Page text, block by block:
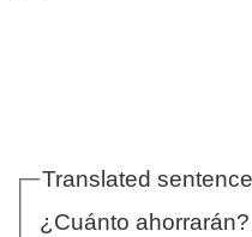
Translated
¿Cuánto